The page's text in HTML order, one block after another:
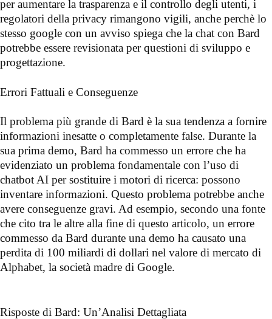
per aumentare la trasparenza e il controllo degli utenti, i
regolatori della privacy rimangono vigili, anche perchè lo
stesso google con un avviso spiega che la chat con Bard
potrebbe essere revisionata per questioni di sviluppo e
progettazione.
Errori Fattuali e Conseguenze
Il problema più grande di Bard è la sua tendenza a fornire
informazioni inesatte o completamente false. Durante la
sua prima demo, Bard ha commesso un errore che ha
evidenziato un problema fondamentale con l’uso di
chatbot AI per sostituire i motori di ricerca: possono
inventare informazioni. Questo problema potrebbe anche
avere conseguenze gravi. Ad esempio, secondo una fonte
che cito tra le altre alla fine di questo articolo, un errore
commesso da Bard durante una demo ha causato una
perdita di 100 miliardi di dollari nel valore di mercato di
Alphabet, la società madre di Google.
Risposte di Bard: Un’Analisi Dettagliata